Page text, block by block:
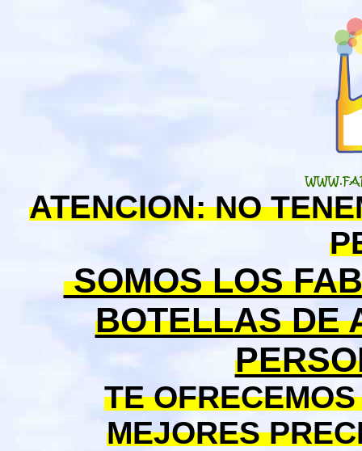
ATENCION:NO
SOMOS LOS
BOTELLAS DE
TE
MEJORES